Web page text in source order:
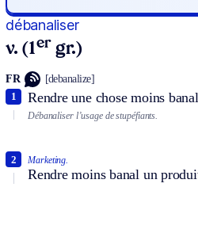
débanaliser
v. (1er gr.)
FR [debanalize]
Rendre une chose moins
1
Débanaliser l’usage de stupéfiants.
Marketing.
Rendre moins banal un
2